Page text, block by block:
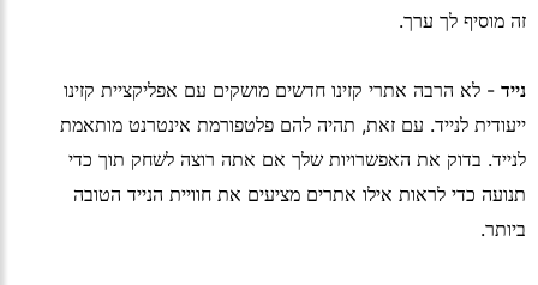
זה מוסיף לך ערך.
נייד - לא הרבה אתרי קזינו חדשים מושקים עם אפליקציית קזינו
ייעודית לנייד. עם זאת, תהיה להם פלטפורמת אינטרנט מותאמת
לנייד. בדוק את האפשרויות שלך אם אתה רוצה לשחק תוך כדי
תנועה כדי לראות אילו אתרים מציעים את חוויית הנייד הטובה
ביותר.